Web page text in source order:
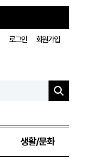
로그인 회원가입
생활/문화